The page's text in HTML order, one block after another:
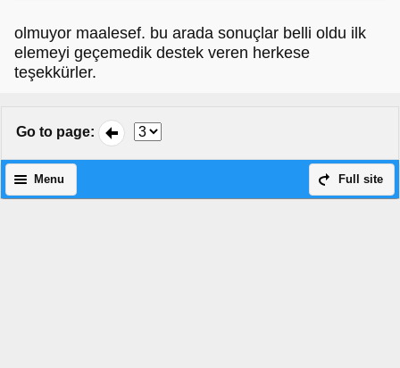
olmuyor maalesef. bu arada sonuçlar belli oldu ilk
elemeyi geçemedik destek veren herkese
teşekkürler.
Go to page:
Full site
Menu